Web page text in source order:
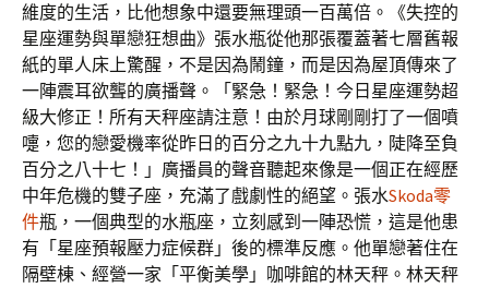
維度的生活，比他想象中還要無理頭一百萬倍。《失控的
星座運勢與單戀狂想曲》張水瓶從他那張覆蓋著七層舊報
紙的單人床上驚醒，不是因為鬧鐘，而是因為屋頂傳來了
一陣震耳欲聾的廣播聲。「緊急！緊急！今日星座運勢超
級大修正！所有天秤座請注意！由於月球剛剛打了一個噴
嚏，您的戀愛機率從昨日的百分之九十九點九，陡降至負
百分之八十七！」廣播員的聲音聽起來像是一個正在經歷
中年危機的雙子座，充滿了戲劇性的絕望。張水Skoda零
件瓶，一個典型的水瓶座，立刻感到一陣恐慌，這是他患
有「星座預報壓力症候群」後的標準反應。他單戀著住在
隔壁棟、經營一家「平衡美學」咖啡館的林天秤。林天秤